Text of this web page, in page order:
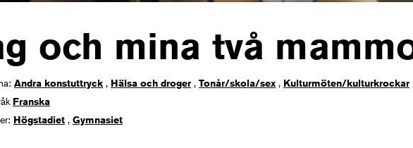
och mina två
Andra konstuttryck , Hälsa och droger, Tonår/skola/sex , Kulturmöten/kulturkrockar
Franska
Högstadiet , Gymnasiet